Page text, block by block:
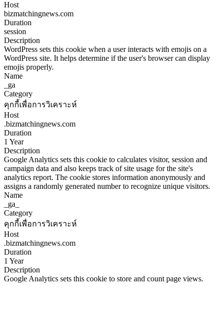
Host
bizmatchingnews.com
Duration
session
Description
WordPress sets this cookie when a user interacts with emojis on a
WordPress site. It helps determine if the user's browser can display
emojis properly.
Name
_ga
Category
คุกกี้เพื่อการวิเคราะห์
Host
.bizmatchingnews.com
Duration
1 Year
Description
Google Analytics sets this cookie to calculates visitor, session and
campaign data and also keeps track of site usage for the site's
analytics report. The cookie stores information anonymously and
assigns a randomly generated number to recognize unique visitors.
Name
_ga_
Category
คุกกี้เพื่อการวิเคราะห์
Host
.bizmatchingnews.com
Duration
1 Year
Description
Google Analytics sets this cookie to store and count page views.